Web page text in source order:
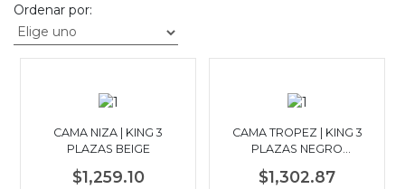
Ordenar por:
CAMA NIZA | KING 3
PLAZAS BEIGE
$1,259.10
CAMA TROPEZ | KING 3
PLAZAS NEGRO
$1,302.87